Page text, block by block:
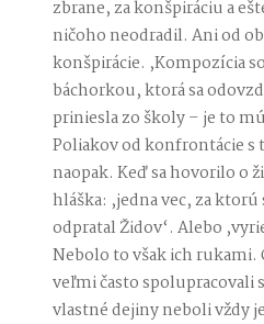
zbrane, za konšpiráciu a
ničoho neodradil. Ani od
konšpirácie. ,Kompozícia
báchorkou, ktorá sa
priniesla zo školy – je to
Poliakov od konfrontácie
naopak. Keď sa hovorilo o
hláška: ,jedna vec, za
odpratal Židov‘. Alebo
Nebolo to však ich rukami.
veľmi často spolupracovali
vlastné dejiny neboli vždy